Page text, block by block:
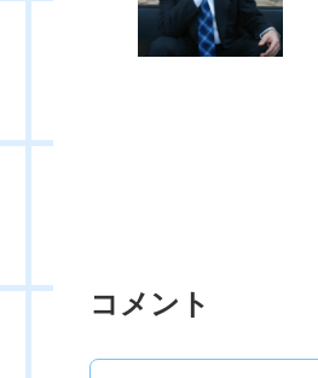
コメント